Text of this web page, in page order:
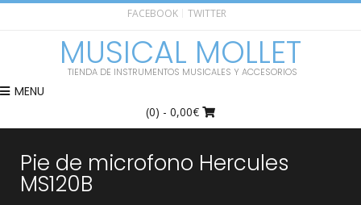
FACEBOOK TWITTER
MUSICAL MOLLET
TIENDA DE INSTRUMENTOS MUSICALES Y ACCESORIOS
MENU
(0) - 0,00€
Pie de microfono Hercules
MS120B